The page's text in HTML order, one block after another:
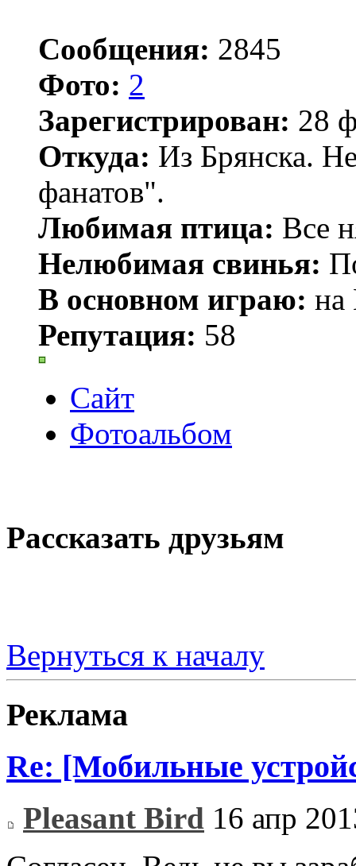
Сообщения: 2845
Фото: 2
Зарегистрирован: 28
Откуда: Из Брянска.
фанатов".
Любимая птица: Все
Нелюбимая свинья:
В основном играю: на
Репутация: 58
Сайт
Фотоальбом
Рассказать друзьям
Вернуться к началу
Реклама
Re: [Мобильные
Pleasant Bird 16 апр